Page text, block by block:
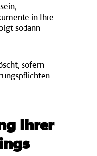
in Ihre
sodann
sofern
Ihrer